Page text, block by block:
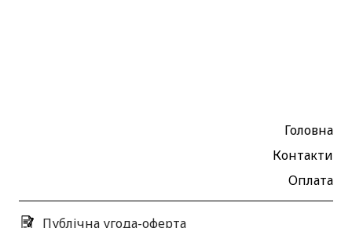
Головна
Контакти
Оплата
Публічна угода-оферта